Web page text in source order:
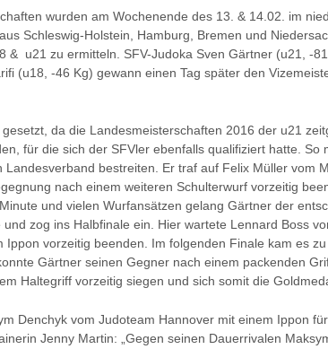
wurden am Wochenende des 13. & 14.02. im
Schleswig-Holstein, Hamburg, Bremen und
& u21 zu ermitteln. SFV-Judoka Sven Gärtner (u21, -
(u18, -46 Kg) gewann einen Tag später den
da die Landesmeisterschaften 2016 der u21
für die sich der SFVler ebenfalls qualifiziert hatte. So
bestreiten. Er traf auf Felix Müller vom
nach einem weiteren Schulterwurf vorzeitig
und vielen Wurfansätzen gelang Gärtner der
zog ins Halbfinale ein. Hier wartete Lennard Boss
vorzeitig beenden. Im folgenden Finale kam es
Gärtner seinen Gegner nach einem packenden
Haltegriff vorzeitig siegen und sich somit die
Denchyk vom Judoteam Hannover mit einem Ippon
Jenny Martin: „Gegen seinen Dauerrivalen